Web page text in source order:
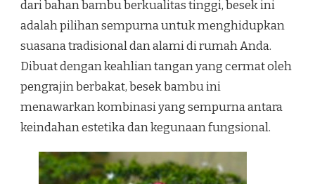
dari bahan bambu berkualitas tinggi, besek ini
adalah pilihan sempurna untuk menghidupkan
suasana tradisional dan alami di rumah Anda.
Dibuat dengan keahlian tangan yang cermat oleh
pengrajin berbakat, besek bambu ini
menawarkan kombinasi yang sempurna antara
keindahan estetika dan kegunaan fungsional.